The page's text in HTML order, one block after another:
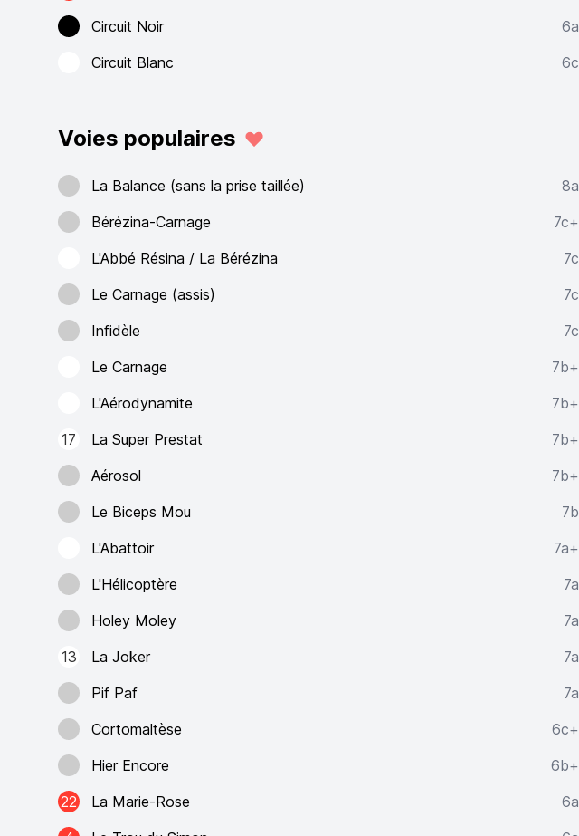
Circuit Noir
6a
Circuit Blanc
6c
Voies populaires
La Balance (sans la prise taillée)
8a
Bérézina-Carnage
7c+
L'Abbé Résina / La Bérézina
7c
Le Carnage (assis)
7c
Infidèle
7c
Le Carnage
7b+
L'Aérodynamite
7b+
17
La Super Prestat
7b+
Aérosol
7b+
Le Biceps Mou
7b
L'Abattoir
7a+
L'Hélicoptère
7a
Holey Moley
7a
13
La Joker
7a
Pif Paf
7a
Cortomaltèse
6c+
Hier Encore
6b+
22
La Marie-Rose
6a